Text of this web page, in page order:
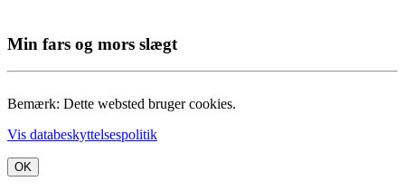
Min fars og mors slægt
Bemærk: Dette websted bruger cookies.
Vis databeskyttelsespolitik
OK